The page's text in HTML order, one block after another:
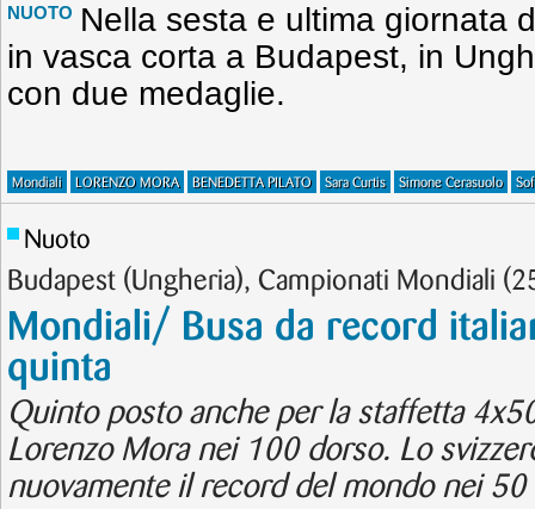
NUOTO Nella sesta e ultima giornata
in vasca corta a Budapest, in
con due medaglie.
Mondiali LORENZO MORA BENEDETTA PILATO Sara Curtis Simone Cerasuolo
Nuoto
Budapest (Ungheria), Campionati Mondiali
Mondiali/ Busa da record
quinta
Quinto posto anche per la staffetta
Lorenzo Mora nei 100 dorso. Lo
nuovamente il record del mondo nei 50